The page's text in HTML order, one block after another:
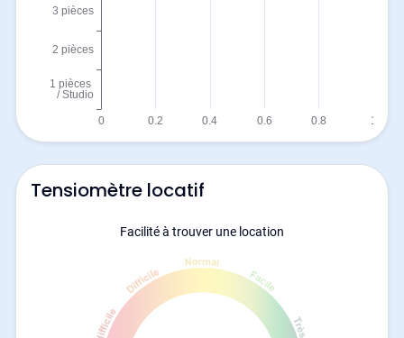
Tensiomètre locatif
Facilité à trouver une location